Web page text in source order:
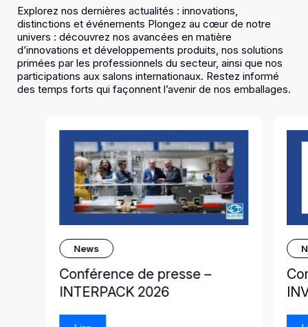
Explorez nos dernières actualités : innovations,
distinctions et événements Plongez au cœur de notre
univers : découvrez nos avancées en matière
d’innovations et développements produits, nos solutions
primées par les professionnels du secteur, ainsi que nos
participations aux salons internationaux. Restez informé
des temps forts qui façonnent l’avenir de nos emballages.
News
Conférence de presse –
INTERPACK 2026